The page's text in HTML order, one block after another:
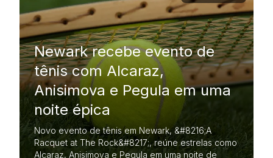
Newark recebe evento de
tênis com Alcaraz,
Anisimova e Pegula em uma
noite épica
Novo evento de tênis em Newark, &#8216;A
Racquet at The Rock&#8217;, reúne estrelas como
Alcaraz, Anisimova e Pegula em uma noite de